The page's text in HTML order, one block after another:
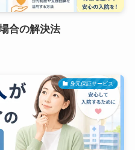
合の解決法
身元保証サービス